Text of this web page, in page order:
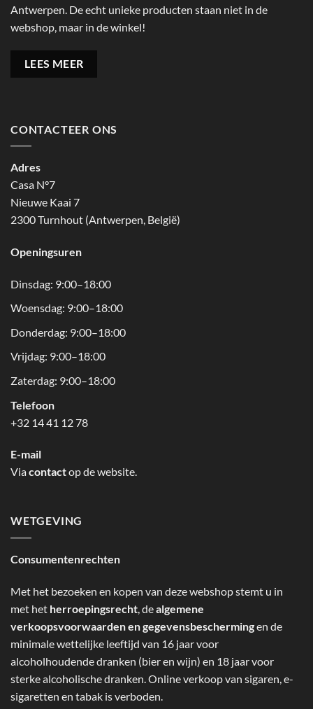
Antwerpen. De echt unieke producten staan niet in de
webshop, maar in de winkel!
LEES MEER
CONTACTEER ONS
Adres
Casa N°7
Nieuwe Kaai 7
2300 Turnhout (Antwerpen, België)
Openingsuren
Dinsdag: 9:00–18:00
Woensdag: 9:00–18:00
Donderdag: 9:00–18:00
Vrijdag: 9:00–18:00
Zaterdag: 9:00–18:00
Telefoon
+32 14 41 12 78
E-mail
Viacontactop de website.
WETGEVING
Consumentenrechten
Met het bezoeken en kopen van deze webshop stemt u in
met het herroepingsrecht , dealgemene
verkoopsvoorwaarden en gegevensbeschermingen de
minimale wettelijke leeftijd van 16 jaar voor
alcoholhoudende dranken (bier en wijn) en 18 jaar voor
sterke alcoholische dranken. Online verkoop van sigaren, e-
sigaretten en tabak is verboden.